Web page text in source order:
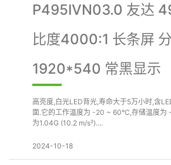
P495IVN03.0 友达
比度4000:1 长条屏
1920*540 常黑显示
高亮度,白光LED背光,寿命大于5万小时,含
面.它的工作温度为 -20 ~ 60°C,存储温度为
为1.04G (10.2 m/s²)....
2024-10-18